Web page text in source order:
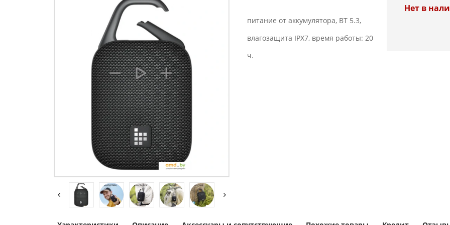
питание от аккумулятора, BT 5.3,
влагозащита IPX7, время работы: 20
ч.
Нет в